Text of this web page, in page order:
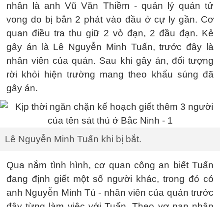
nhân là anh Vũ Văn Thiềm - quản lý quán tử
vong do bị bắn 2 phát vào đầu ở cự ly gần. Cơ
quan điều tra thu giữ 2 vỏ đạn, 2 đầu đạn. Kẻ
gây án là Lê Nguyễn Minh Tuấn, trước đây là
nhân viên của quán. Sau khi gây án, đối tượng
rời khỏi hiện trường mang theo khẩu súng đã
gây án.
Lê Nguyễn Minh Tuấn khi bị bắt.
Qua nắm tình hình, cơ quan công an biết Tuấn
đang định giết một số người khác, trong đó có
anh Nguyễn Minh Tú - nhân viên của quán trước